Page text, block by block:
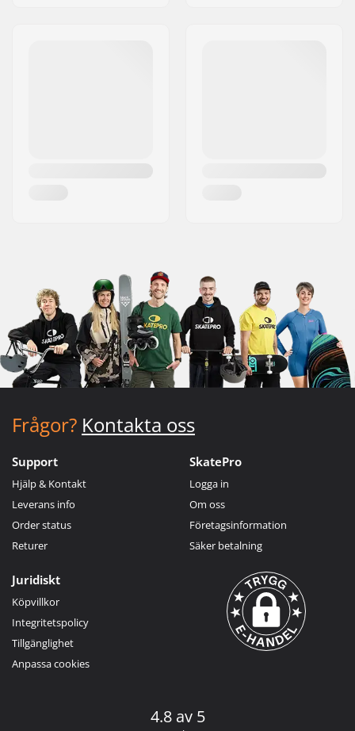
Frågor? Kontakta oss
Support
Hjälp & Kontakt
Leverans info
Order status
Returer
SkatePro
Logga in
Om oss
Företagsinformation
Säker betalning
Juridiskt
Köpvillkor
Integritetspolicy
Tillgänglighet
Anpassa cookies
4.8 av 5